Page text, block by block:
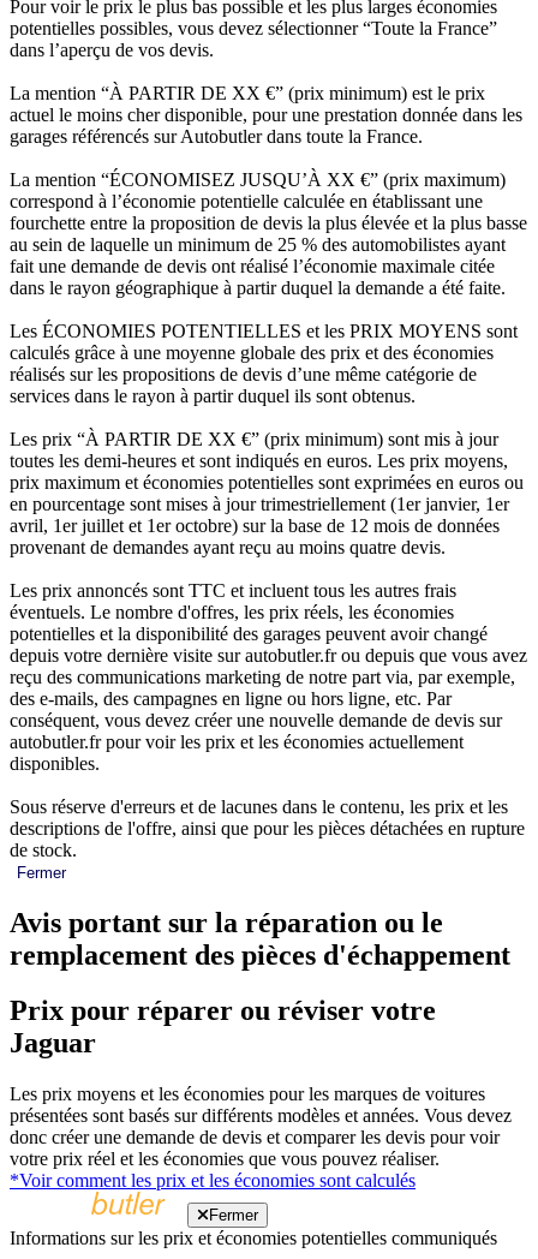
Pour voir le prix le plus bas possible et les plus larges économies
potentielles possibles, vous devez sélectionner “Toute la France”
dans l’aperçu de vos devis.
La mention “À PARTIR DE XX €” (prix minimum) est le prix
actuel le moins cher disponible, pour une prestation donnée dans les
garages référencés sur Autobutler dans toute la France.
La mention “ÉCONOMISEZ JUSQU’À XX €” (prix maximum)
correspond à l’économie potentielle calculée en établissant une
fourchette entre la proposition de devis la plus élevée et la plus basse
au sein de laquelle un minimum de 25 % des automobilistes ayant
fait une demande de devis ont réalisé l’économie maximale citée
dans le rayon géographique à partir duquel la demande a été faite.
Les ÉCONOMIES POTENTIELLES et les PRIX MOYENS sont
calculés grâce à une moyenne globale des prix et des économies
réalisés sur les propositions de devis d’une même catégorie de
services dans le rayon à partir duquel ils sont obtenus.
Les prix “À PARTIR DE XX €” (prix minimum) sont mis à jour
toutes les demi-heures et sont indiqués en euros. Les prix moyens,
prix maximum et économies potentielles sont exprimées en euros ou
en pourcentage sont mises à jour trimestriellement (1er janvier, 1er
avril, 1er juillet et 1er octobre) sur la base de 12 mois de données
provenant de demandes ayant reçu au moins quatre devis.
Les prix annoncés sont TTC et incluent tous les autres frais
éventuels. Le nombre d'offres, les prix réels, les économies
potentielles et la disponibilité des garages peuvent avoir changé
depuis votre dernière visite sur autobutler.fr ou depuis que vous avez
reçu des communications marketing de notre part via, par exemple,
des e-mails, des campagnes en ligne ou hors ligne, etc. Par
conséquent, vous devez créer une nouvelle demande de devis sur
autobutler.fr pour voir les prix et les économies actuellement
disponibles.
Sous réserve d'erreurs et de lacunes dans le contenu, les prix et les
descriptions de l'offre, ainsi que pour les pièces détachées en rupture
de stock.
Fermer
Avis portant sur la réparation ou le
remplacement des pièces d'échappement
Prix pour réparer ou réviser votre
Jaguar
Les prix moyens et les économies pour les marques de voitures
présentées sont basés sur différents modèles et années. Vous devez
donc créer une demande de devis et comparer les devis pour voir
votre prix réel et les économies que vous pouvez réaliser.
*Voir comment les prix et les économies sont calculés
Fermer
Informations sur les prix et économies potentielles communiqués